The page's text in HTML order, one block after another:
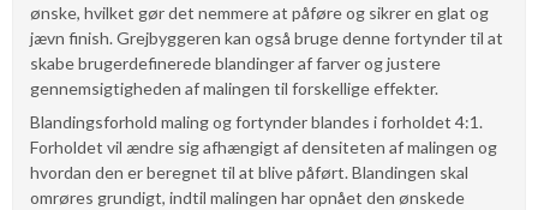
ønske, hvilket gør det nemmere at påføre og sikrer en glat og
jævn finish. Grejbyggeren kan også bruge denne fortynder til at
skabe brugerdefinerede blandinger af farver og justere
gennemsigtigheden af ​​malingen til forskellige effekter.
Blandingsforhold maling og fortynder blandes i forholdet 4:1.
Forholdet vil ændre sig afhængigt af densiteten af ​​malingen og
hvordan den er beregnet til at blive påført. Blandingen skal
omrøres grundigt, indtil malingen har opnået den ønskede